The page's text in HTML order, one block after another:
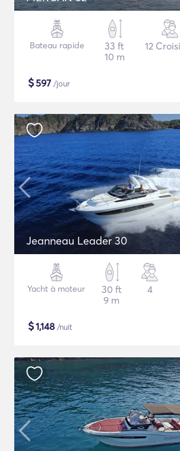
Bateau rapide
33 ft
10 m
12
$597 /jour
Jeanneau Leader 30
Yacht à moteur
30 ft
9 m
4
$1,148 /nuit